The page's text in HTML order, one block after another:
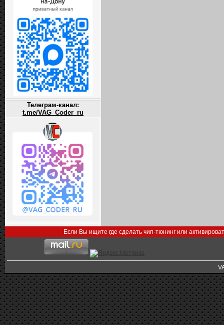
Телеграм-канал:
t.me/VAG_Coder_ru
Если Вы ищите где сделать чип-тюнинг или